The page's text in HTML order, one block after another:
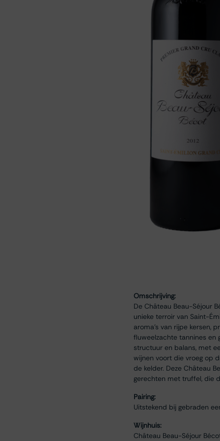
Omschrijving:
De Château Beau-Séjour
unieke terroir van Saint-
aroma's van rijpe kersen,
fluweelzachte tannines en
structuur en balans, met
wijnen voort die vroeg op
de kelder. Deze Château
gerechten met truffel, die
Pairing:
Uitstekend bij gebraden
Wijnhuis:
Château Beau-Séjour